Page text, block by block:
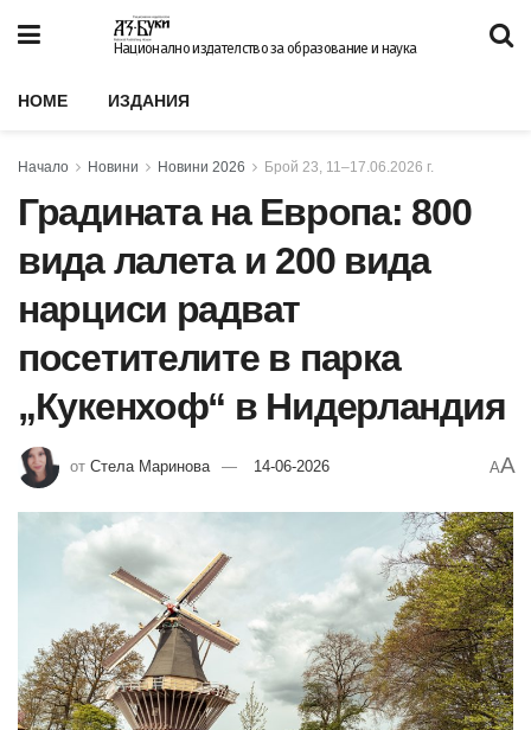
Национално издателство за образование и наука
HOME ИЗДАНИЯ
Начало Новини Новини 2026 Брой 23, 11–17.06.2026 г.
Градината на Европа: 800
вида лалета и 200 вида
нарциси радват
посетителите в парка
„Кукенхоф“ в Нидерландия
от Стела Маринова 14-06-2026 AA